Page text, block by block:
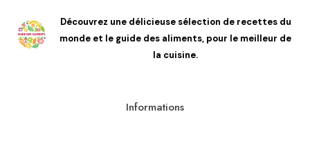
Découvrez une délicieuse sélection de recettes du
monde et le guide des aliments, pour le meilleur de
la cuisine.
Informations